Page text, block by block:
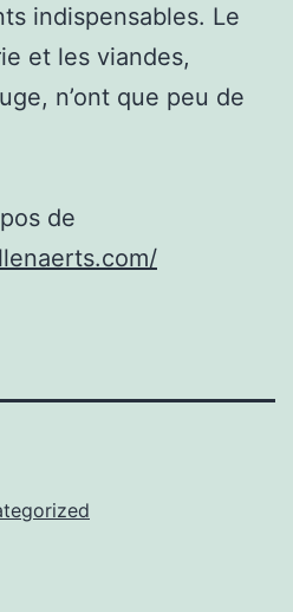
indispensables. Le
et les viandes,
n’ont que peu de
de